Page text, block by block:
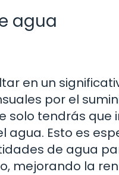
agua
en un
por el
solo tendrás que
Esto es
de agua
mejorando la